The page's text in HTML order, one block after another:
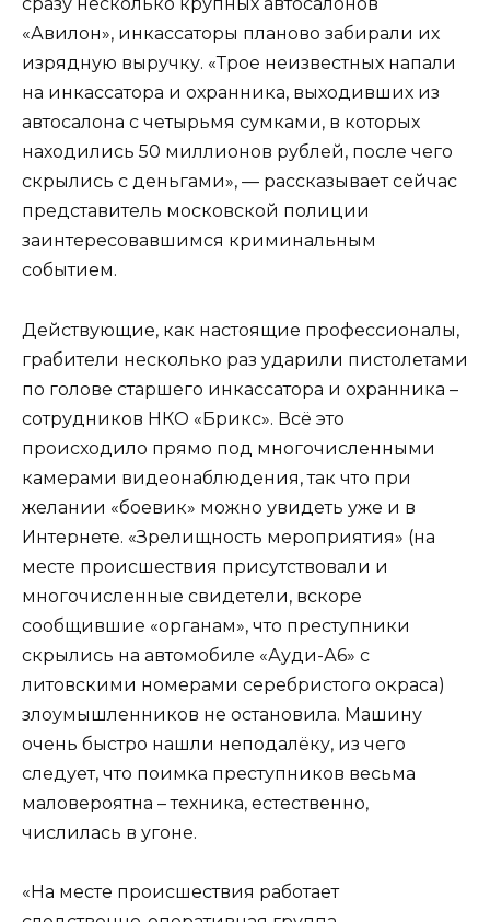
сразу несколько крупных автосалонов
«Авилон», инкассаторы планово забирали их
изрядную выручку. «Трое неизвестных напали
на инкассатора и охранника, выходивших из
автосалона с четырьмя сумками, в которых
находились 50 миллионов рублей, после чего
скрылись с деньгами», — рассказывает сейчас
представитель московской полиции
заинтересовавшимся криминальным
событием.
Действующие, как настоящие профессионалы,
грабители несколько раз ударили пистолетами
по голове старшего инкассатора и охранника –
сотрудников НКО «Брикс». Всё это
происходило прямо под многочисленными
камерами видеонаблюдения, так что при
желании «боевик» можно увидеть уже и в
Интернете. «Зрелищность мероприятия» (на
месте происшествия присутствовали и
многочисленные свидетели, вскоре
сообщившие «органам», что преступники
скрылись на автомобиле «Ауди-А6» с
литовскими номерами серебристого окраса)
злоумышленников не остановила. Машину
очень быстро нашли неподалёку, из чего
следует, что поимка преступников весьма
маловероятна – техника, естественно,
числилась в угоне.
«На месте происшествия работает